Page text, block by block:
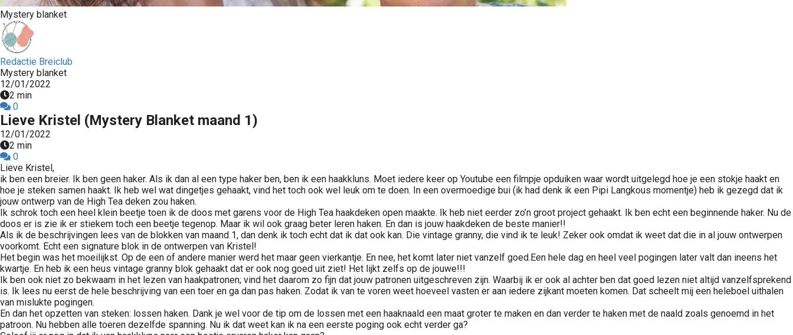
Mystery blanket
Redactie Breiclub
Mystery blanket
12/01/2022
2 min
0
Lieve Kristel (Mystery Blanket maand 1)
12/01/2022
2 min
0
Lieve Kristel,
ik ben een breier. Ik ben geen haker. Als ik dan al een type haker ben, ben ik een haakkluns. Moet iedere keer op Youtube een filmpje opduiken waar wordt uitgelegd hoe je een stokje haakt en
hoe je steken samen haakt. Ik heb wel wat dingetjes gehaakt, vind het toch ook wel leuk om te doen. In een overmoedige bui (ik had denk ik een Pipi Langkous momentje) heb ik gezegd dat ik
jouw ontwerp van de High Tea deken zou haken.
Ik schrok toch een heel klein beetje toen ik de doos met garens voor de High Tea haakdeken open maakte. Ik heb niet eerder zo’n groot project gehaakt. Ik ben echt een beginnende haker. Nu de
doos er is zie ik er stiekem toch een beetje tegenop. Maar ik wil ook graag beter leren haken. En dan is jouw haakdeken de beste manier!!
Als ik de beschrijvingen lees van de blokken van maand 1, dan denk ik toch echt dat ik dat ook kan. Die vintage granny, die vind ik te leuk! Zeker ook omdat ik weet dat die in al jouw ontwerpen
voorkomt. Echt een signature blok in de ontwerpen van Kristel!
Het begin was het moeilijkst. Op de een of andere manier werd het maar geen vierkantje. En nee, het komt later niet vanzelf goed.Een hele dag en heel veel pogingen later valt dan ineens het
kwartje. En heb ik een heus vintage granny blok gehaakt dat er ook nog goed uit ziet! Het lijkt zelfs op de jouwe!!!
Ik ben ook niet zo bekwaam in het lezen van haakpatronen; vind het daarom zo fijn dat jouw patronen uitgeschreven zijn. Waarbij ik er ook al achter ben dat goed lezen niet altijd vanzelfsprekend
is. Ik lees nu eerst de hele beschrijving van een toer en ga dan pas haken. Zodat ik van te voren weet hoeveel vasten er aan iedere zijkant moeten komen. Dat scheelt mij een heleboel uithalen
van mislukte pogingen.
En dan het opzetten van steken: lossen haken. Dank je wel voor de tip om de lossen met een haaknaald een maat groter te maken en dan verder te haken met de naald zoals genoemd in het
patroon. Nu hebben alle toeren dezelfde spanning. Nu ik dat weet kan ik na een eerste poging ook echt verder ga?